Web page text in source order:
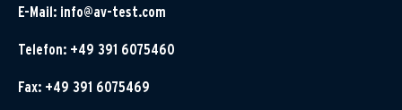
E-Mail: info@av-test.com
Telefon: +49 391 6075460
Fax: +49 391 6075469